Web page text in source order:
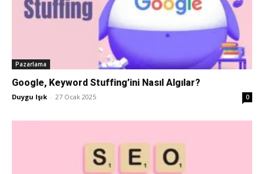
Pazarlama
Google, Keyword Stuffing’ini Nasıl Algılar?
Duygu Işık - 27 Ocak 2025 0